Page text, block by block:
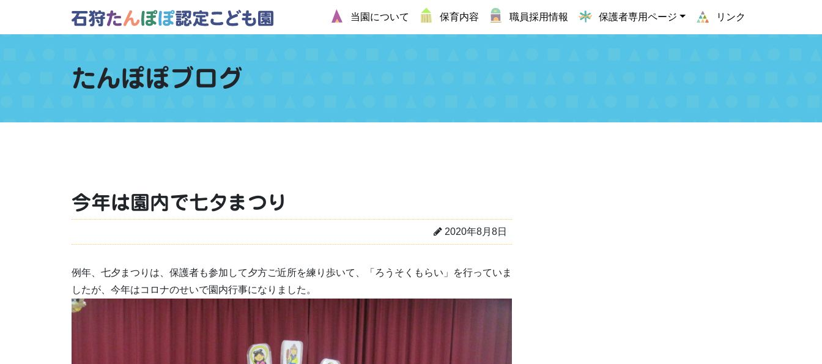
当園について
保育内容 職員採用情報 保護者専用ページ リンク
たんぽぽブログ
今年は園内で七夕まつり
2020年8月8日
例年、七夕まつりは、保護者も参加して夕方ご近所を練り歩いて、「ろうそくもらい」を行っていま
したが、今年はコロナのせいで園内行事になりました。